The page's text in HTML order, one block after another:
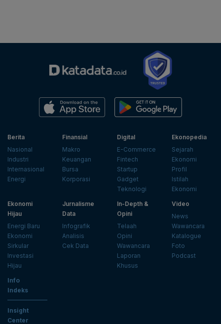
Berita
Nasional
Industri
Internasional
Energi
Finansial
Makro
Keuangan
Bursa
Korporasi
Digital
E-Commerce
Fintech
Startup
Gadget
Teknologi
Ekonopedia
Sejarah
Ekonomi
Profil
Istilah
Ekonomi
Ekonomi
Hijau
Energi Baru
Ekonomi
Sirkular
Investasi
Hijau
Jurnalisme
Data
Infografik
Analisis
Cek Data
In-Depth &
Opini
Telaah
Opini
Wawancara
Laporan
Khusus
Video
News
Wawancara
Katalogue
Foto
Podcast
Info
Indeks
Insight
Center